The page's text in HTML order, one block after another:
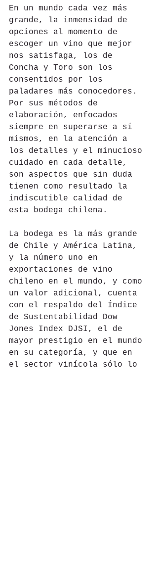
En un mundo cada vez más
grande, la inmensidad de
opciones al momento de
escoger un vino que mejor
nos satisfaga, los de
Concha y Toro son los
consentidos por los
paladares más conocedores.
Por sus métodos de
elaboración, enfocados
siempre en superarse a sí
mismos, en la atención a
los detalles y el minucioso
cuidado en cada detalle,
son aspectos que sin duda
tienen como resultado la
indiscutible calidad de
esta bodega chilena.
La bodega es la más grande
de Chile y América Latina,
y la número uno en
exportaciones de vino
chileno en el mundo, y como
un valor adicional, cuenta
con el respaldo del Índice
de Sustentabilidad Dow
Jones Index DJSI, el de
mayor prestigio en el mundo
en su categoría, y que en
el sector vinícola sólo lo